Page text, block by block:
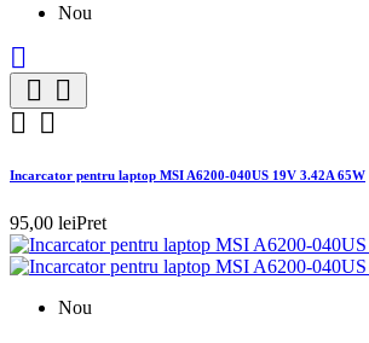
Nou

 
 
Incarcator pentru laptop MSI A6200-040US 19V 3.42A 65W
95,00 leiPret
Nou